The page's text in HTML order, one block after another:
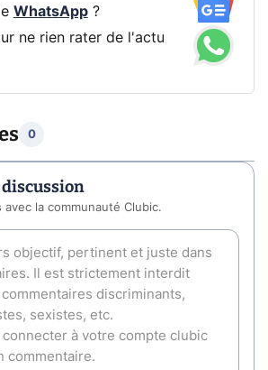
WhatsApp?
ne rien rater de l'actu
0
avec la communauté Clubic.